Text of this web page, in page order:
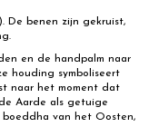
De benen zijn gekruist,
en de handpalm naar
houding symboliseert
naar het moment dat
Aarde als getuige
van het Oosten,